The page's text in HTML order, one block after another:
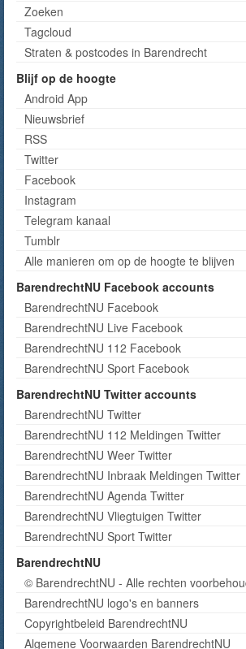
Zoeken
Tagcloud
Straten & postcodes in Barendrecht
Blijf op de hoogte
Android App
Nieuwsbrief
RSS
Twitter
Facebook
Instagram
Telegram kanaal
Tumblr
Alle manieren om op de hoogte te blijven
BarendrechtNU Facebook accounts
BarendrechtNU Facebook
BarendrechtNU Live Facebook
BarendrechtNU 112 Facebook
BarendrechtNU Sport Facebook
BarendrechtNU Twitter accounts
BarendrechtNU Twitter
BarendrechtNU 112 Meldingen Twitter
BarendrechtNU Weer Twitter
BarendrechtNU Inbraak Meldingen Twitter
BarendrechtNU Agenda Twitter
BarendrechtNU Vliegtuigen Twitter
BarendrechtNU Sport Twitter
BarendrechtNU
© BarendrechtNU - Alle rechten
BarendrechtNU logo's en banners
Copyrightbeleid BarendrechtNU
Algemene Voorwaarden BarendrechtNU